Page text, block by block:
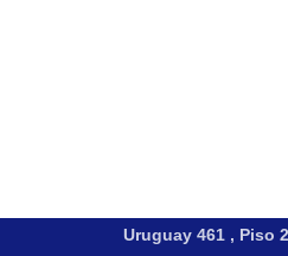
Uruguay 461 , Piso